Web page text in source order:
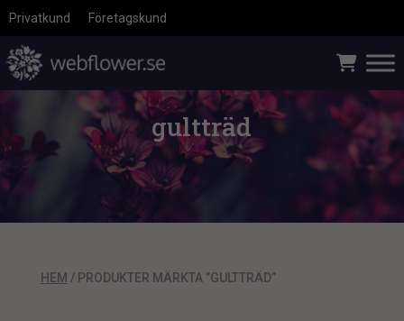
Privatkund Företagskund
gultträd
HEM / PRODUKTER MÄRKTA ”GULTTRÄD”